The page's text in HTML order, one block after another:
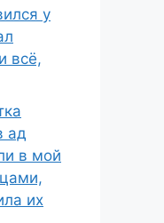
у
всё,
ад
в мой
их